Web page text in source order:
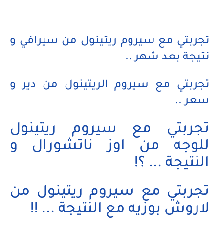
تجربتي مع سيروم ريتينول من سيرافي و
نتيجة بعد شهر ..
تجربتي مع سيروم الريتينول من دير و
سعر ..
تجربتي مع سيروم ريتينول
للوجه من اوز ناتشورال و
النتيجة ... ؟!
تجربتي مع سيروم ريتينول من
لاروش بوزيه مع النتيجة ... !!